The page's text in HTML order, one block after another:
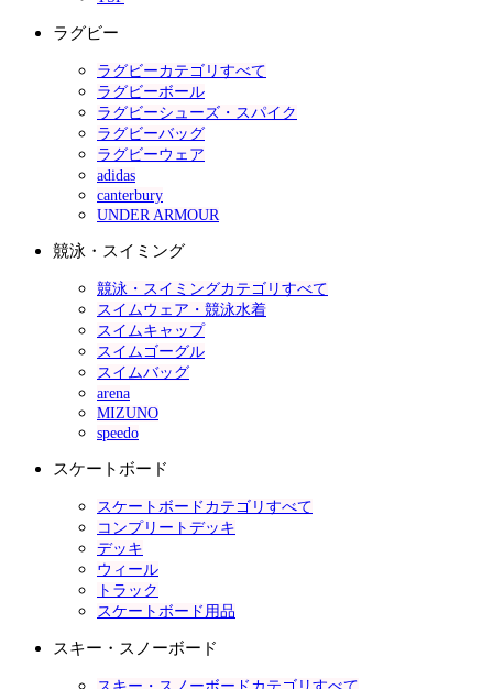
ラグビー
ラグビーカテゴリすべて
ラグビーボール
ラグビーシューズ・スパイク
ラグビーバッグ
ラグビーウェア
adidas
canterbury
UNDER ARMOUR
競泳・スイミング
競泳・スイミングカテゴリすべて
スイムウェア・競泳水着
スイムキャップ
スイムゴーグル
スイムバッグ
arena
MIZUNO
speedo
スケートボード
スケートボードカテゴリすべて
コンプリートデッキ
デッキ
ウィール
トラック
スケートボード用品
スキー・スノーボード